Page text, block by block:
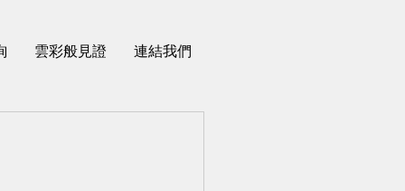
雲彩般見證 連結我們